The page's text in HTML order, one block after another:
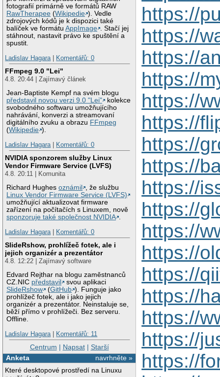
fotografií primárně ve formátů RAW
RawTherapee (Wikipedie ). Vedle
zdrojových kódů je k dispozici také
balíček ve formátuAppImage . Stačí jej
stáhnout, nastavit právo ke spuštění a
spustit.
Ladislav Hagara| Komentářů: 0
FFmpeg 9.0 "Lei"
4.8. 20:44 | Zajímavý článek
Jean-Baptiste Kempf na svém blogu
představil novou verzi 9.0 "Lei"
kolekce
svobodného softwaru umožňujícího
nahrávání, konverzi a streamovaní
digitálního zvuku a obrazu FFmpeg
(Wikipedie ).
Ladislav Hagara| Komentářů: 0
NVIDIA sponzorem služby Linux
Vendor Firmware Service (LVFS)
4.8. 20:11 | Komunita
Richard Hughesoznámil
, že službu
Linux Vendor Firmware Service (LVFS)
umožňující aktualizovat firmware
zařízení na počítačích s Linuxem, nově
sponzoruje také společnost NVIDIA .
Ladislav Hagara| Komentářů: 0
SlideRshow, prohlížeč fotek, ale i
jejich organizér a prezentátor
4.8. 12:22 | Zajímavý software
Edvard Rejthar na blogu zaměstnanců
CZ.NIC představil
svou aplikaci
SlideRshow
(GitHub ). Funguje jako
prohlížeč fotek, ale i jako jejich
organizér a prezentátor. Neinstaluje se,
běží přímo v prohlížeči. Bez serveru.
Offline.
Ladislav Hagara| Komentářů: 11
Centrum | Napsat| Starší
navrhněte »
Anketa
Které desktopové prostředí na Linuxu
https://
https://
https://
https://
https://
https://
https://
https://
https://
https://
https://
https://
https://
https://
https://
https://
https://